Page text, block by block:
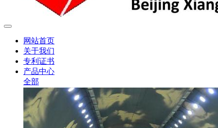
网站首页
关于我们
专利证书
产品中心
全部